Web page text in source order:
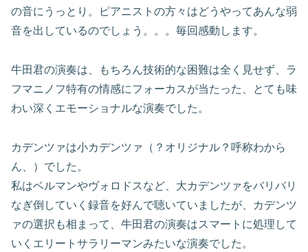
の音にうっとり。ピアニストの方々はどうやってあんな弱
音を出しているのでしょう。。。毎回感動します。
牛田君の演奏は、もちろん技術的な困難は全く見せず、ラ
フマニノフ特有の情感にフォーカスが当たった、とても味
わい深くエモーショナルな演奏でした。
カデンツァは小カデンツァ（？オリジナル？呼称わから
ん、）でした。
私はベルマンやヴォロドスなど、大カデンツァをバリバリ
なぎ倒していく録音を好んで聴いていましたが、カデンツ
ァの選択も相まって、牛田君の演奏はスマートに処理して
いくエリートサラリーマンみたいな演奏でした。